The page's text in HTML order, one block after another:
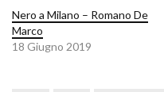
Nero a Milano – Romano De
Marco
18 Giugno 2019